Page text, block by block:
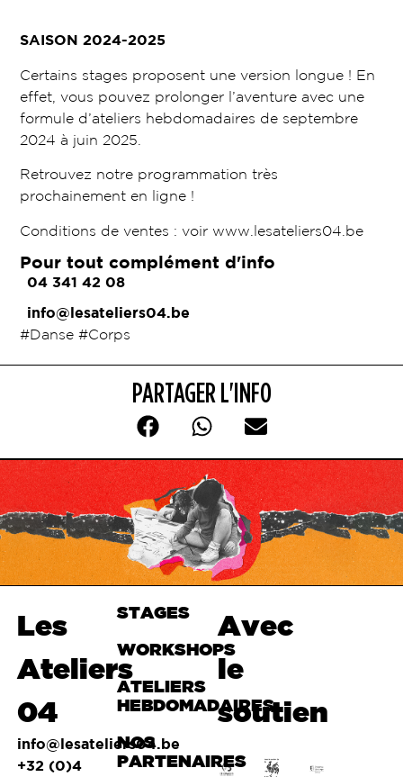
SAISON 2024-2025
Certains stages proposent une version longue ! En
effet, vous pouvez prolonger l’aventure avec une
formule d’ateliers hebdomadaires de septembre
2024 à juin 2025.
Retrouvez notre programmation très
prochainement en ligne !
Conditions de ventes : voir www.lesateliers04.be
Pour tout complément d'info
04 341 42 08
info@lesateliers04.be
#Danse #Corps
PARTAGER L'INFO
Les
Ateliers
04
info@lesateliers04.be
+32 (0)4
STAGES
WORKSHOPS
ATELIERS
HEBDOMADAIRES
NOS
PARTENAIRES
Avec
le
soutien